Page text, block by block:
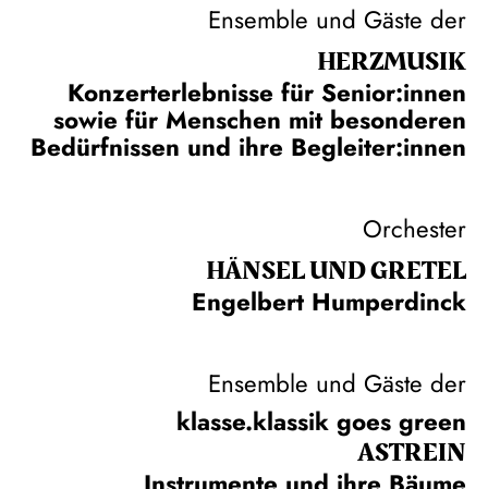
Ensemble und Gäste der
HERZ­MUSIK
Konzerterlebnisse für Senior:innen
sowie für Menschen mit besonderen
Bedürfnissen und ihre Begleiter:innen
Orchester
HÄNSEL UND GRETEL
Engelbert Humperdinck
Ensemble und Gäste der
klasse.klassik goes green
ASTREIN